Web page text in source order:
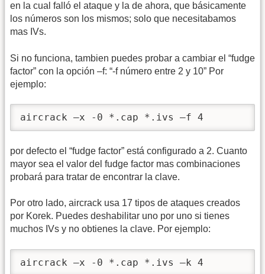
en la cual falló el ataque y la de ahora, que básicamente
los números son los mismos; solo que necesitabamos
mas IVs.
Si no funciona, tambien puedes probar a cambiar el “fudge
factor” con la opción –f: “-f número entre 2 y 10” Por
ejemplo:
aircrack –x -0 *.cap *.ivs –f 4
por defecto el “fudge factor” está configurado a 2. Cuanto
mayor sea el valor del fudge factor mas combinaciones
probará para tratar de encontrar la clave.
Por otro lado, aircrack usa 17 tipos de ataques creados
por Korek. Puedes deshabilitar uno por uno si tienes
muchos IVs y no obtienes la clave. Por ejemplo:
aircrack –x -0 *.cap *.ivs –k 4